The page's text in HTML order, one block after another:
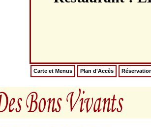
Carte et Menus Plan d'Accès